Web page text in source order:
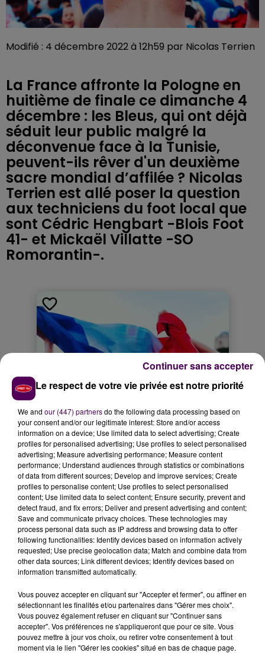
Modifié : 4 décembre 2022 à 12h59 par Nicolas Terrien
La France affronte la Pologne en
huitième de finale ce dimanche 4
décembre : les Bleus, qui ont déjà
séduit leur public malgré la
déconvenue face à la Tunisie,
peuvent-ils rêver d'un deuxième
sacre mondial d’affilée ? Nicolas
Terrien est allé poser la question
aux techniciens du foot local que
sont Cédric Hengbart -Blois Foot
41- et Mickaël Villatte -SO
Romorantin-.
Le respect de votre vie privée est notre priorité
We and our (447) partnersdo the following data processing based on
your consent and/or our legitimate interest: Store and/or access
information on a device; Use limited data to select advertising; Create
profiles for personalised advertising; Use profiles to select personalised
advertising; Measure advertising performance; Measure content
performance; Understand audiences through statistics or combinations
of data from different sources; Develop and improve services; Create
profiles to personalise content; Use profiles to select personalised
content; Use limited data to select content; Ensure security, prevent and
detect fraud, and fix errors; Deliver and present advertising and content;
Save and communicate privacy choices. These technologies may
process personal data such as IP address and browsing data to offer
following functionalities: Identify devices based on information actively
requested; Use precise geolocation data; Match and combine data from
other data sources; Link different devices; Identify devices based on
information transmitted automatically.
Vous pouvez accepter en cliquant sur "Accepter et fermer", ou affiner en
sélectionnant les finalités et/ou partenaires dans "Gérer mes choix".
Vous pouvez également refuser en cliquant sur "Continuer sans
accepter". Vos préférences ne s'appliqueront que pour ce site. Vous
pouvez mettre à jour vos choix, ou retirer votre consentement à tout
moment via le lien "Gérer les cookies" situé en bas de chaque page.
Continuer sans accepter